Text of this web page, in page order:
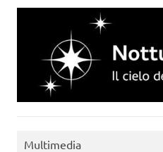
Multimedia